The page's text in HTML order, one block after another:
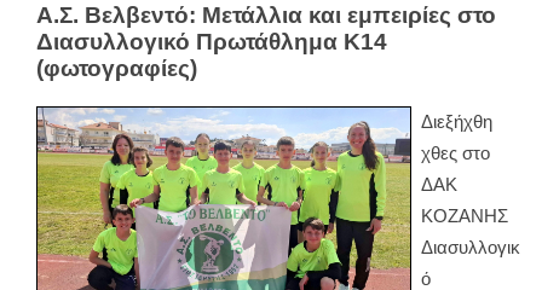
Α.Σ. Βελβεντό: Μετάλλια και εμπειρίες στο
Διασυλλογικό Πρωτάθλημα Κ14
(φωτογραφίες)
Διεξήχθη
χθες στο
ΔΑΚ
ΚΟΖΑΝΗΣ
Διασυλλογικ
ό